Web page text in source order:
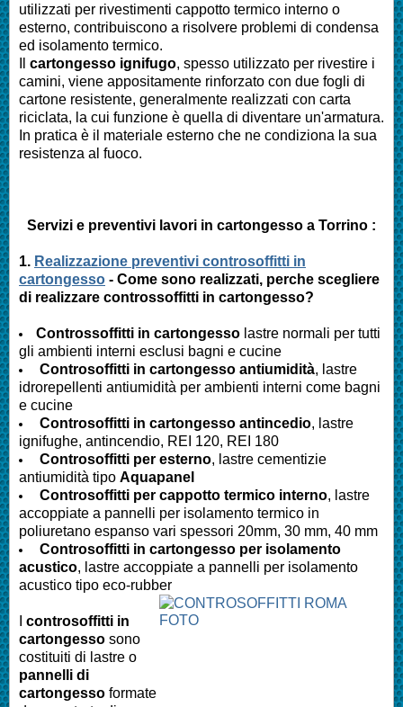
utilizzati per rivestimenti cappotto termico interno o
esterno, contribuiscono a risolvere problemi di condensa
ed isolamento termico.
cartongesso ignifugo, spesso utilizzato per rivestire i
camini, viene appositamente rinforzato con due fogli di
cartone resistente, generalmente realizzati con carta
riciclata, la cui funzione è quella di diventare un'armatura.
In pratica è il materiale esterno che ne condiziona la sua
resistenza al fuoco.
Servizi e preventivi lavori in cartongesso a Torrino :
1. Realizzazione preventivi controsoffitti in
cartongesso - Come sono realizzati, perche scegliere
di realizzare controssoffitti in cartongesso?
Controssoffitti in cartongesso lastre normali per tutti
gli ambienti interni esclusi bagni e cucine
Controsoffitti in cartongesso antiumidità, lastre
idrorepellenti antiumidità per ambienti interni come bagni
e cucine
Controsoffitti in cartongesso antincedio, lastre
ignifughe, antincendio, REI 120, REI 180
Controsoffitti per esterno, lastre cementizie
antiumidità tipo Aquapanel
Controsoffitti per cappotto termico interno, lastre
accoppiate a pannelli per isolamento termico in
poliuretano espanso vari spessori 20mm, 30 mm, 40 mm
Controsoffitti in cartongesso per isolamento
acustico, lastre accoppiate a pannelli per isolamento
acustico tipo eco-rubber
controsoffitti in
cartongesso sono
costituiti di lastre o
pannelli di
cartongesso formate